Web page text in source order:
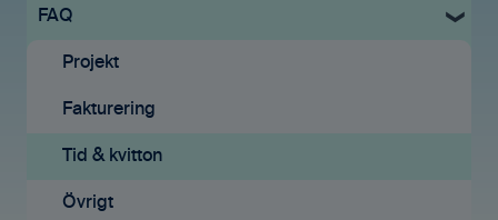
Grundinställningar
Ekonomisystem
Tid & Kvitton
Projekt
Fakturering (ny)
För administratörer
Konto & Betalning
Licenser
Tid & Kvitton
Projekt
FAQ
Projekt
Fakturering
Tid & kvitton
Övrigt